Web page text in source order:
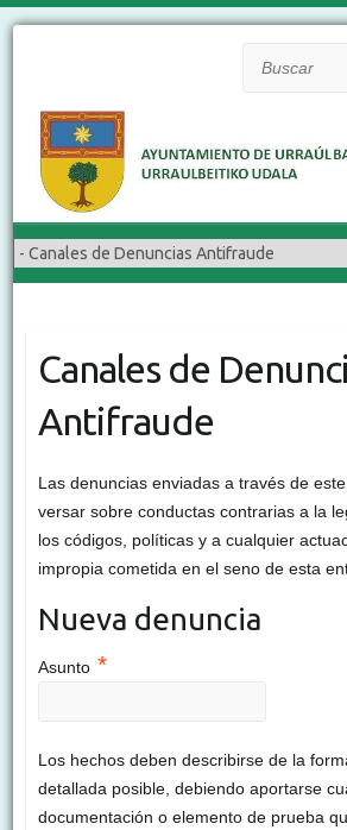
Canales de
Antifraude
Las denuncias enviadas a través de
versar sobre conductas contrarias a la
los códigos, políticas y a cualquier
impropia cometida en el seno de esta
Nueva denuncia
Asunto *
Los hechos deben describirse de la
detallada posible, debiendo aportarse
documentación o elemento de prueba